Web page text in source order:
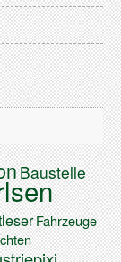
Baustelle
Fahrzeuge